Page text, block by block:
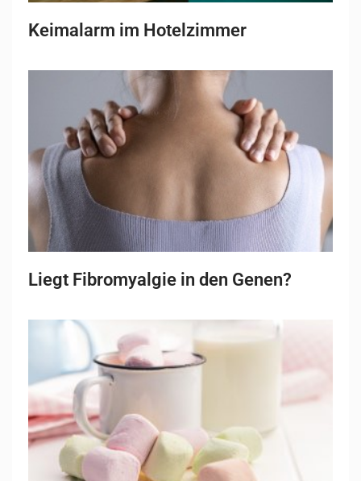
Keimalarm im Hotelzimmer
Liegt Fibromyalgie in den Genen?